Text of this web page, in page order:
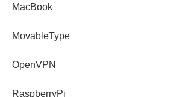
MacBook
MovableType
OpenVPN
RaspberryPi